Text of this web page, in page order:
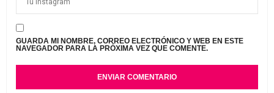
GUARDA MI NOMBRE, CORREO ELECTRÓNICO Y WEB EN ESTE
NAVEGADOR PARA LA PRÓXIMA VEZ QUE COMENTE.